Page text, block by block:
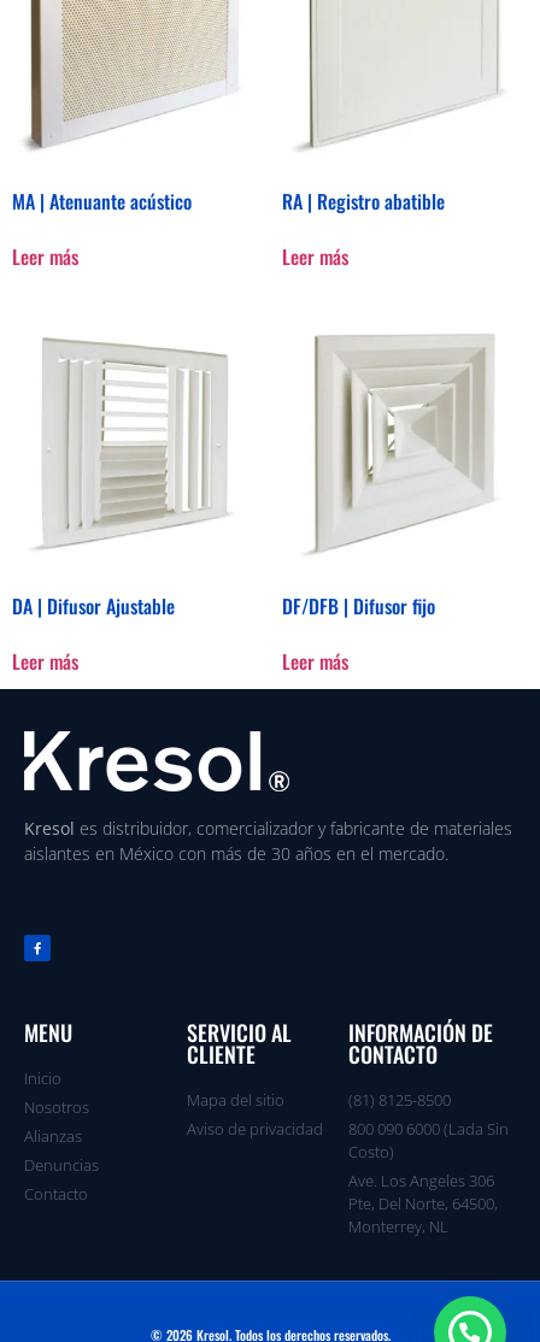
MA | Atenuante acústico
Leer más
RA | Registro abatible
Leer más
DA | Difusor Ajustable
Leer más
DF/DFB | Difusor fijo
Leer más
Kresol es distribuidor, comercializador y fabricante de materiales
aislantes en México con más de 30 años en el mercado.
MENU
Inicio
Nosotros
Alianzas
Denuncias
Contacto
SERVICIO AL
CLIENTE
Mapa del sitio
Aviso de privacidad
INFORMACIÓN DE
CONTACTO
(81) 8125-8500
800 090 6000 (Lada Sin
Costo)
Ave. Los Angeles 306
Pte, Del Norte, 64500,
Monterrey, NL
© 2026 Kresol. Todos los derechos reservados.